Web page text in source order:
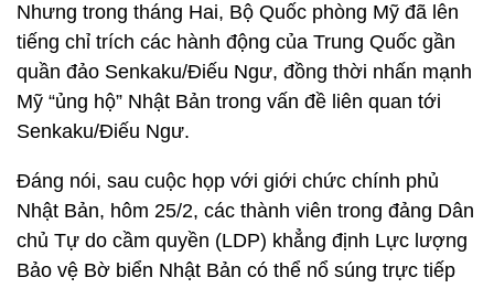
Nhưng trong tháng Hai, Bộ Quốc phòng Mỹ đã lên
tiếng chỉ trích các hành động của Trung Quốc gần
quần đảo Senkaku/Điếu Ngư, đồng thời nhấn mạnh
Mỹ “ủng hộ” Nhật Bản trong vấn đề liên quan tới
Senkaku/Điếu Ngư.
Đáng nói, sau cuộc họp với giới chức chính phủ
Nhật Bản, hôm 25/2, các thành viên trong đảng Dân
chủ Tự do cầm quyền (LDP) khẳng định Lực lượng
Bảo vệ Bờ biển Nhật Bản có thể nổ súng trực tiếp